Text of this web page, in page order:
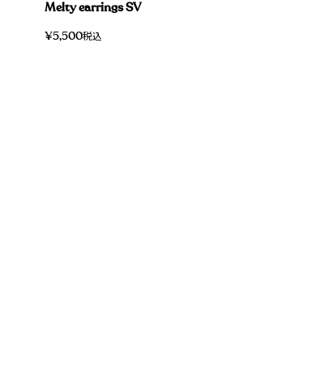
Melty earrings SV
¥5,500税込